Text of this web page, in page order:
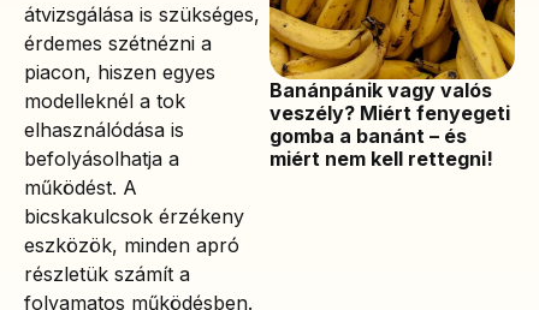
átvizsgálása is szükséges,
érdemes szétnézni a
piacon, hiszen egyes
modelleknél a tok
elhasználódása is
befolyásolhatja a
működést. A
bicskakulcsok érzékeny
eszközök, minden apró
részletük számít a
folyamatos működésben.
Banánpánik vagy valós
veszély? Miért fenyegeti
gomba a banánt – és
miért nem kell rettegni!